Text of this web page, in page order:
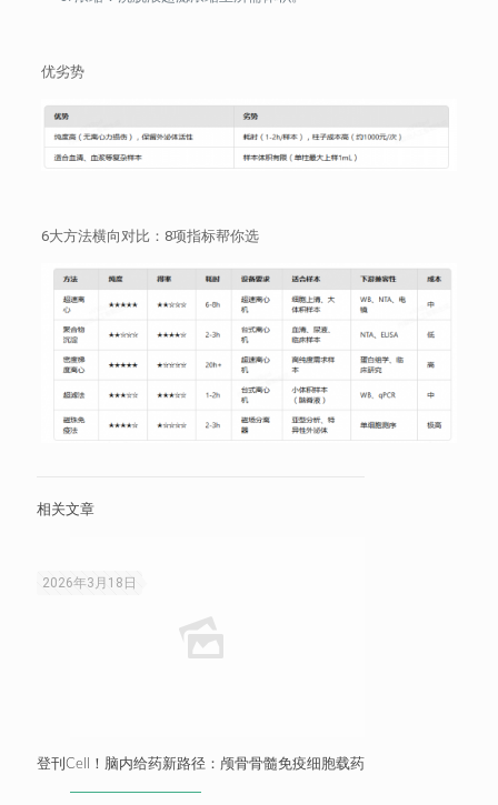
优劣势
6大方法横向对比：8项指标帮你选
相关文章
2026年3月18日
登刊Cell！脑内给药新路径：颅骨骨髓免疫细胞载药